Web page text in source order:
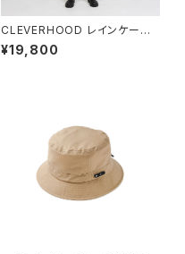
CLEVERHOOD レインケープ
（ Rover Rain Cape / Dazzl
e ）
¥19,800